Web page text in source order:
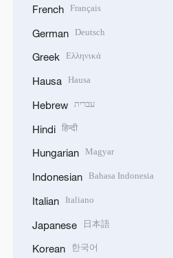
French Français
German Deutsch
Greek Ελληνικά
Hausa Hausa
Hebrew עברית
Hindi हिन्दी
Hungarian Magyar
Indonesian Bahasa Indonesia
Italian Italiano
Japanese 日本語
Korean 한국어